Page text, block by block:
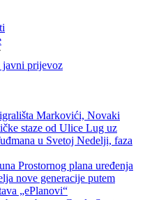
javni prijevoz
Markovići, Novaki
staze od Ulice Lug uz
u Svetoj Nedelji, faza
Prostornog plana uređenja
nove generacije putem
„ePlanovi“